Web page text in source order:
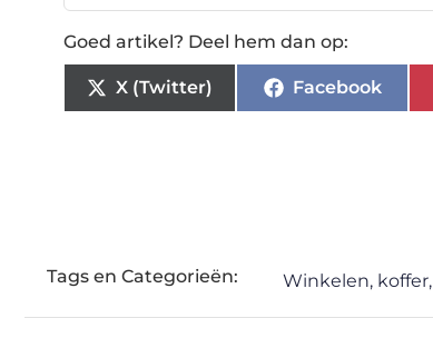
Goed artikel? Deel hem dan op:
X (Twitter) Facebook
Tags en Categorieën: Winkelen, koffer,